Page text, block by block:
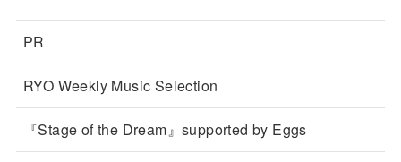
PR
RYO Weekly Music Selection
『Stage of the Dream』supported by Eggs